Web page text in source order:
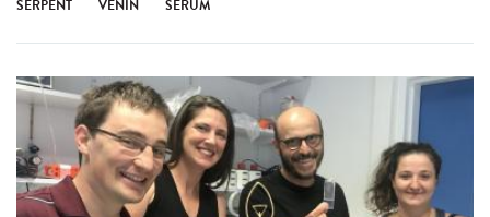
SERPENT VENIN SÉRUM